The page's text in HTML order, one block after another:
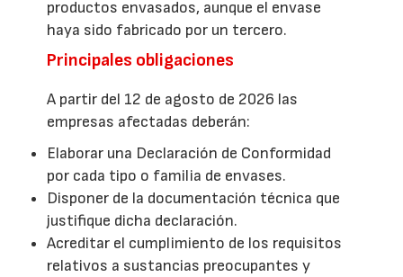
productos envasados, aunque el envase
haya sido fabricado por un tercero.
Principales obligaciones
A partir del 12 de agosto de 2026 las
empresas afectadas deberán:
Elaborar una Declaración de Conformidad
por cada tipo o familia de envases.
Disponer de la documentación técnica que
justifique dicha declaración.
Acreditar el cumplimiento de los requisitos
relativos a sustancias preocupantes y